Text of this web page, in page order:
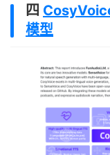
四
模型